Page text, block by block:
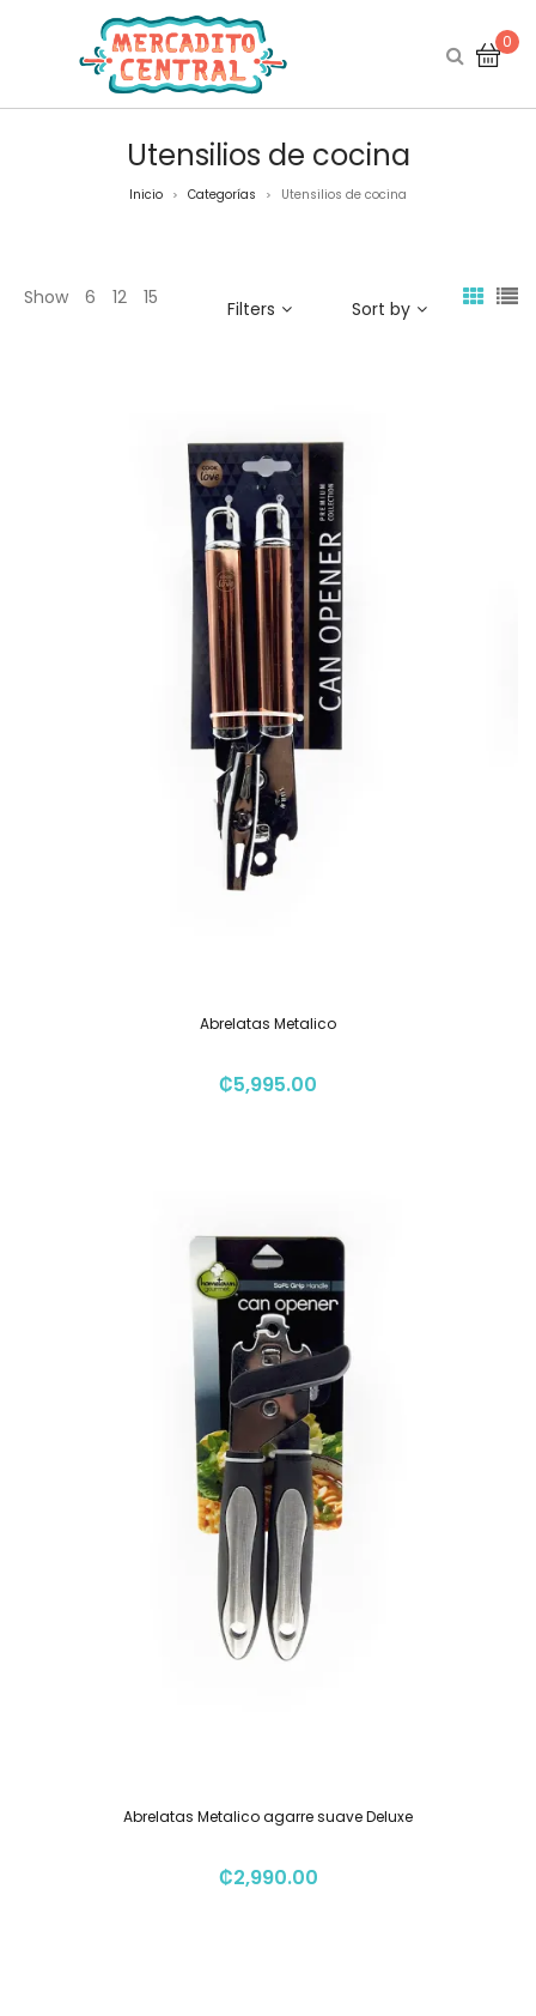
0
Utensilios de cocina
Inicio > Categorías > Utensilios de cocina
Show 6 12 15 Filters Sort by
Abrelatas Metalico
₡5,995.00
Abrelatas Metalico agarre suave Deluxe
₡2,990.00